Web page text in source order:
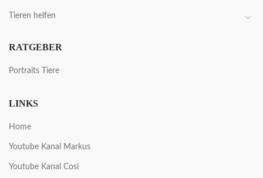
Tieren helfen
RATGEBER
Portraits Tiere
LINKS
Home
Youtube Kanal Markus
Youtube Kanal Cosi